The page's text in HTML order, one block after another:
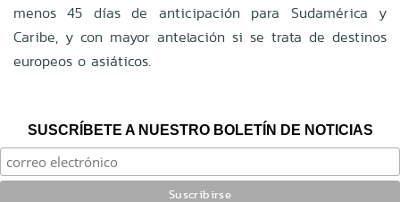
menos 45 días de anticipación para Sudamérica y
Caribe, y con mayor antelación si se trata de destinos
europeos o asiáticos.
SUSCRÍBETE A NUESTRO BOLETÍN DE NOTICIAS